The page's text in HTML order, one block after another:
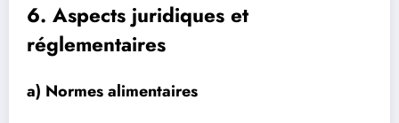
6. Aspects juridiques et
réglementaires
a) Normes alimentaires